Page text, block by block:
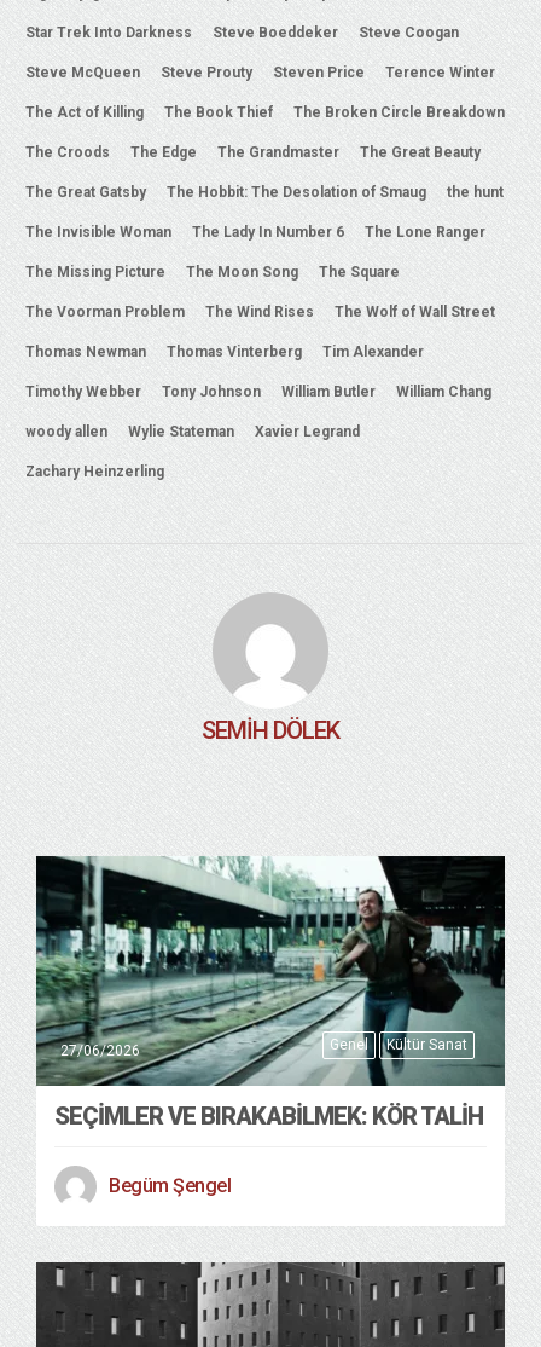
Star Trek Into Darkness Steve Boeddeker Steve Coogan
Steve McQueen Steve Prouty Steven Price Terence Winter
The Act of Killing The Book Thief The Broken Circle Breakdown
The Croods The Edge The Grandmaster The Great Beauty
The Great Gatsby The Hobbit: The Desolation of Smaug the hunt
The Invisible Woman The Lady In Number 6 The Lone Ranger
The Missing Picture The Moon Song The Square
The Voorman Problem The Wind Rises The Wolf of Wall Street
Thomas Newman Thomas Vinterberg Tim Alexander
Timothy Webber Tony Johnson William Butler William Chang
woody allen Wylie Stateman Xavier Legrand
Zachary Heinzerling
SEMIH DÖLEK
Genel Kültür Sanat
27/06/2026
SEÇIMLER VE BIRAKABILMEK: KÖR TALIH
Begüm Şengel